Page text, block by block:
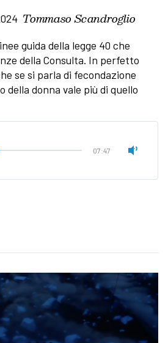
Tommaso Scandroglio
guida della legge 40 che
della Consulta. In perfetto
se si parla di fecondazione
della donna vale più di quello
07:47